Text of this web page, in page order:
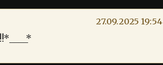
27.09.2025 19:54